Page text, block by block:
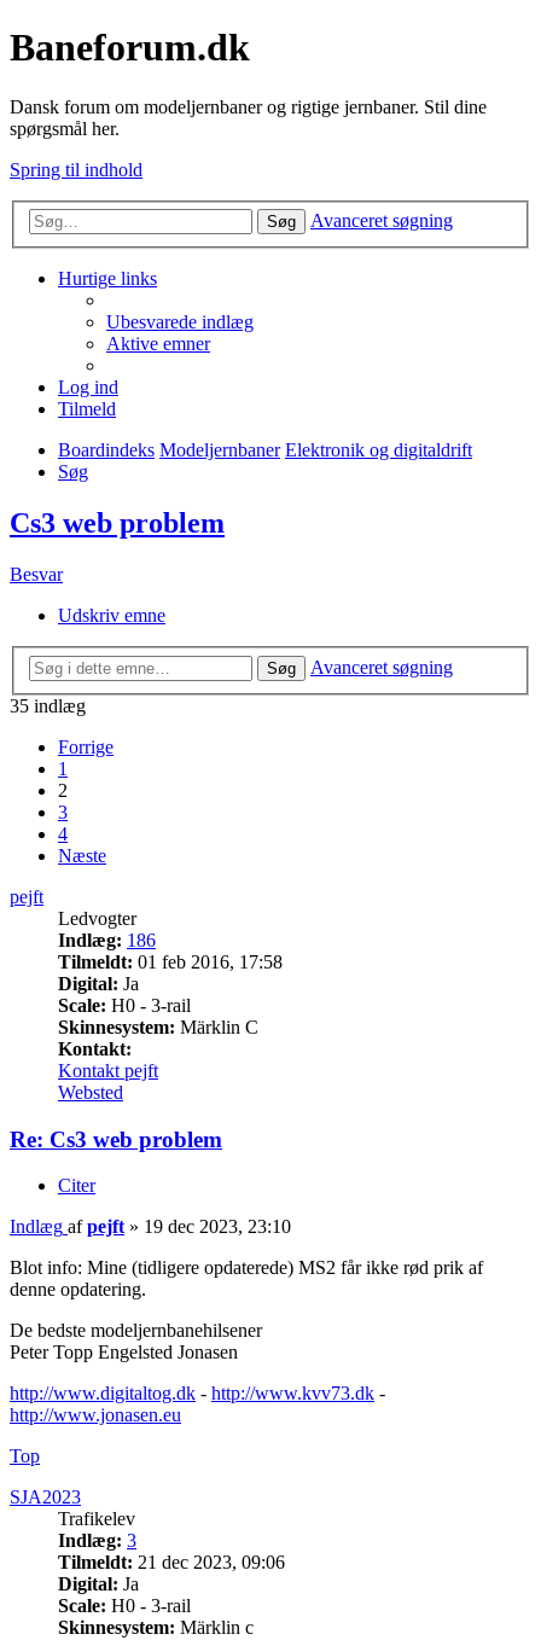
Baneforum.dk
Dansk forum om modeljernbaner og rigtige jernbaner. Stil dine
spørgsmål her.
Spring til indhold
Søg Avanceret søgning
Hurtige links
Ubesvarede indlæg
Aktive emner
Log ind
Tilmeld
Boardindeks Modeljernbaner Elektronik og digitaldrift
Søg
Cs3 web problem
Besvar
Udskriv emne
Søg
Avanceret søgning
35 indlæg
Forrige
1
2
3
4
Næste
pejft
Ledvogter
Indlæg: 186
Tilmeldt: 01 feb 2016, 17:58
Digital: Ja
Scale: H0 - 3-rail
Skinnesystem: Märklin C
Kontakt:
Kontakt pejft
Websted
Re: Cs3 web problem
Citer
Indlæg afpejft » 19 dec 2023, 23:10
Blot info: Mine (tidligere opdaterede) MS2 får ikke rød prik af
denne opdatering.
De bedste modeljernbanehilsener
Peter Topp Engelsted Jonasen
http://www.digitaltog.dk - http://www.kvv73.dk -
http://www.jonasen.eu
Top
SJA2023
Trafikelev
Indlæg: 3
Tilmeldt: 21 dec 2023, 09:06
Digital: Ja
Scale: H0 - 3-rail
Skinnesystem: Märklin c